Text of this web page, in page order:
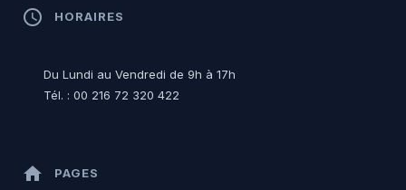
access_time HORAIRES
Du Lundi au Vendredi de 9h à 17h
Tél. : 00 216 72 320 422
home PAGES